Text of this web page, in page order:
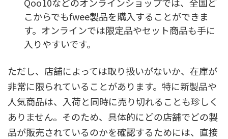
こからでもfwee製品を購入することができま
す。オンラインでは限定品やセット商品も手に
入りやすいです。
ただし、店舗によっては取り扱いがないか、在庫が
非常に限られていることがあります。特に新製品や
人気商品は、入荷と同時に売り切れることも珍しく
ありません。そのため、具体的にどの店舗でどの製
品が販売されているのかを確認するためには、直接